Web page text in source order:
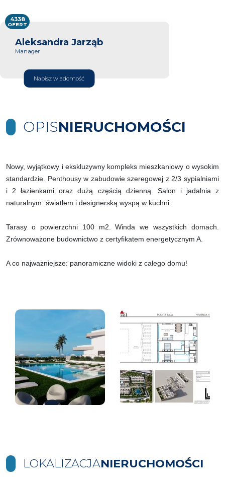
Aleksandra Jarząb
Manager
Napisz wiadomość
4338
OFERT
OPISNIERUCHOMOŚCI
Nowy, wyjątkowy i ekskluzywny kompleks mieszkaniowy o wysokim
standardzie. Penthousy w zabudowie szeregowej z 2/3 sypialniami
i 2 łazienkami oraz dużą częścią dzienną. Salon i jadalnia z
naturalnym światłem i designerską wyspą w kuchni.
Tarasy o powierzchni 100 m2. Winda we wszystkich domach.
Zrównoważone budownictwo z certyfikatem energetycznym A.
A co najważniejsze: panoramiczne widoki z całego domu!
LOKALIZACJANIERUCHOMOŚCI